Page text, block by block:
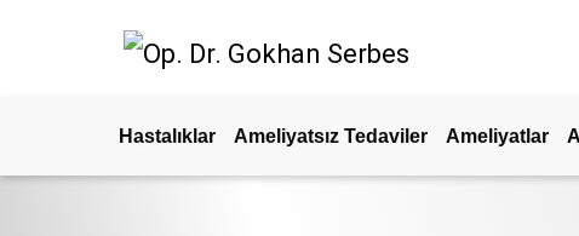
Hastalıklar Ameliyatsız Tedaviler Ameliyatlar